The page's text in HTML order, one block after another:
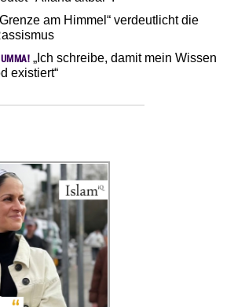
am Himmel“ verdeutlicht die
UMMA! „Ich schreibe, damit mein Wissen
existiert“